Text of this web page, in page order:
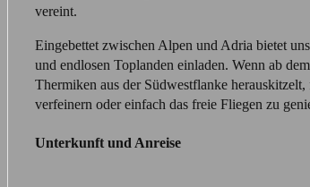
vereint.
Eingebettet zwischen Alpen und Adria bietet
und endlosen Toplanden einladen. Wenn ab
Thermiken aus der Südwestflanke
verfeinern oder einfach das freie Fliegen zu
Unterkunft und Anreise